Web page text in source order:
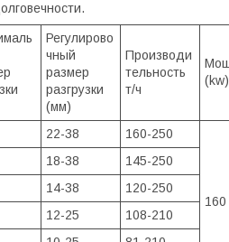
Регулирово
чный
размер
разгрузки
(мм)
Производи
тельность
т/ч
(kw)
22-38 160-250
160
18-38
145-250
14-38
120-250
12-25
108-210